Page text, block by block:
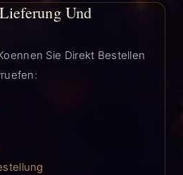
Und
Sie Direkt Bestellen